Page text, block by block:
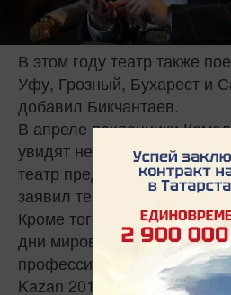
В этом году театр также
Уфу, Грозный, Бухарест и
добавил Бикчантаев.
В апреле поклонники
увидят несколько
театр представят на
заявил театральный
Кроме того, коллектив
дни мирового чемпионата
профессиональному
Kazan 2019.